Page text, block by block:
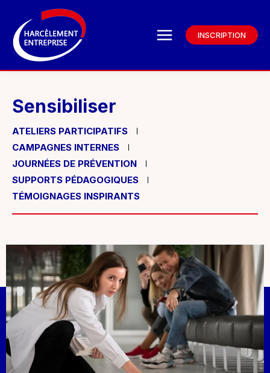
INSCRIPTION
Sensibiliser
ATELIERS PARTICIPATIFS
CAMPAGNES INTERNES
JOURNÉES DE PRÉVENTION
SUPPORTS PÉDAGOGIQUES
TÉMOIGNAGES INSPIRANTS